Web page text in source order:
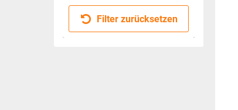
Filter zurücksetzen